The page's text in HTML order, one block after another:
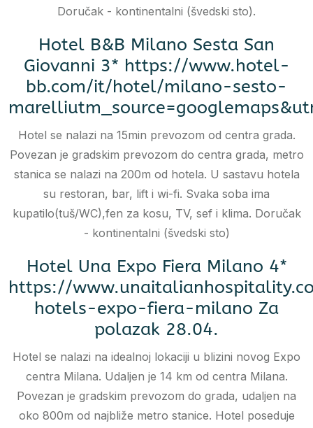
Doručak - kontinentalni (švedski sto).
Hotel B&B Milano Sesta San
Giovanni 3* https://www.hotel-
bb.com/it/hotel/milano-sesto-
Hotel se nalazi na 15min prevozom od centra grada.
Povezan je gradskim prevozom do centra grada, metro
stanica se nalazi na 200m od hotela. U sastavu hotela
su restoran, bar, lift i wi-fi. Svaka soba ima
kupatilo(tuš/WC),fen za kosu, TV, sef i klima. Doručak
- kontinentalni (švedski sto)
Hotel Una Expo Fiera Milano 4*
https://
hotels-expo-fiera-milano Za
polazak 28.04.
Hotel se nalazi na idealnoj lokaciji u blizini novog Expo
centra Milana. Udaljen je 14 km od centra Milana.
Povezan je gradskim prevozom do grada, udaljen na
oko 800m od najbliže metro stanice. Hotel poseduje